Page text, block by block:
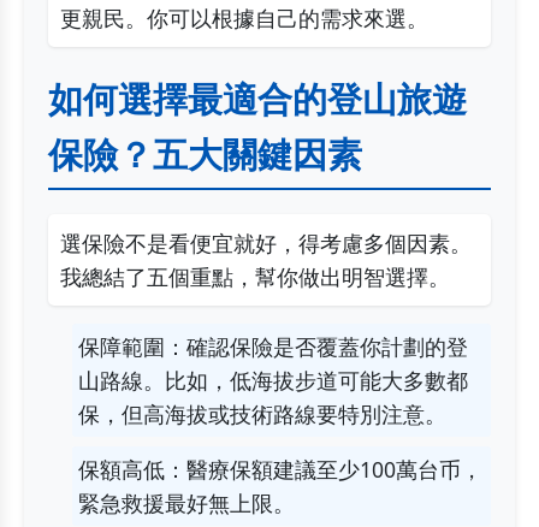
更親民。你可以根據自己的需求來選。
如何選擇最適合的登山旅遊
保險？五大關鍵因素
選保險不是看便宜就好，得考慮多個因素。
我總結了五個重點，幫你做出明智選擇。
保障範圍：確認保險是否覆蓋你計劃的登
山路線。比如，低海拔步道可能大多數都
保，但高海拔或技術路線要特別注意。
保額高低：醫療保額建議至少100萬台币，
緊急救援最好無上限。